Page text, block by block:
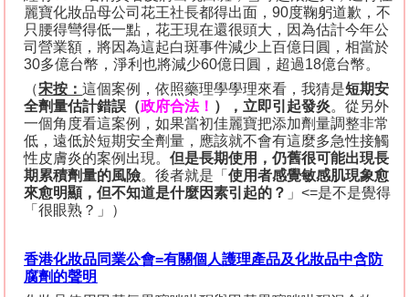
麗寶化妝品母公司花王社長都得出面，90度鞠躬道歉，不
只腰得彎得低一點，花王現在還很頭大，因為估計今年公
司營業額，將因為這起白斑事件減少上百億日圓，相當於
30多億台幣，淨利也將減少60億日圓，超過18億台幣。
（宋按：這個案例，依照藥理學學理來看，我猜是短期安
全劑量估計錯誤（政府合法！ ），立即引起發炎。從另外
一個角度看這案例，如果當初佳麗寶把添加劑量調整非常
低，遠低於短期安全劑量，應該就不會有這麼多急性接觸
性皮膚炎的案例出現。但是長期使用，仍舊很可能出現長
期累積劑量的風險。後者就是「使用者感覺敏感肌現象愈
來愈明顯，但不知道是什麼因素引起的？ 」<=是不是覺得
「很眼熟？」）
香港化妝品同業公會=有關個人護理產品及化妝品中含防
腐劑的聲明